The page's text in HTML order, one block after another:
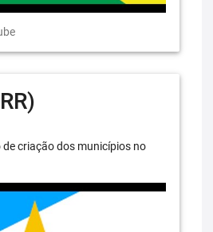
criação dos municípios no